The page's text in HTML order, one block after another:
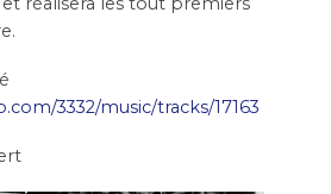
3332/music/tracks/17163